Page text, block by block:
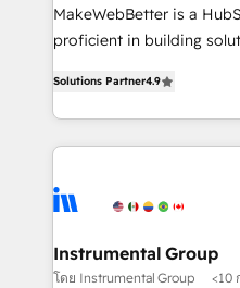
measurable impact.
MakeWebBetter is a
proficient in building
growing tech-enabler &
hands you the blend of
eminent solutions & integrations.
Elite Partners with 10+
Premier Partner 2023 🌟5
Won HubSpot Theme
Solutions Partner4.9
Instrumental Group
โดย Instrumental Group <10